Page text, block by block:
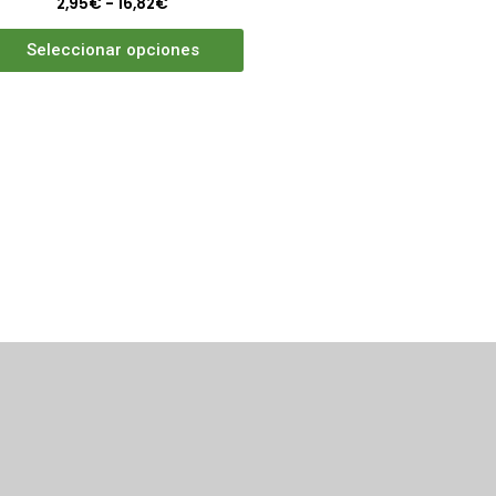
Seleccionar opciones